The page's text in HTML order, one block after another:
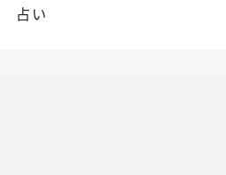
占い